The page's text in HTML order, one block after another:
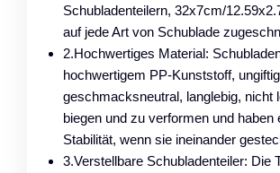
Schubladenteilern, 32x7cm/
auf jede Art von Schublade
2.Hochwertiges Material:
hochwertigem PP-Kunststoff,
geschmacksneutral, langlebig, nicht
biegen und zu verformen und haben
Stabilität, wenn sie ineinander
3.Verstellbare Schubladenteiler: Die